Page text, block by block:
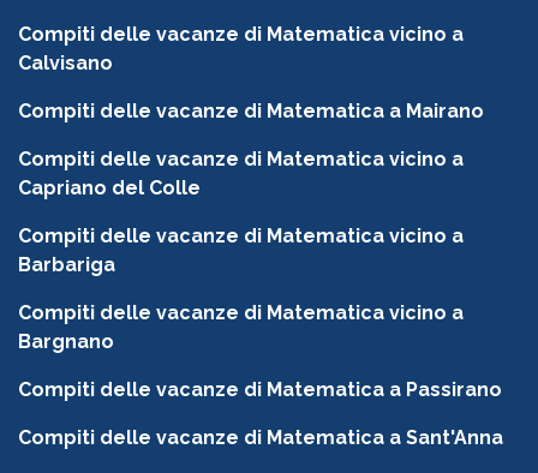
Compiti delle vacanze di Matematica vicino a
Calvisano
Compiti delle vacanze di Matematica a Mairano
Compiti delle vacanze di Matematica vicino a
Capriano del Colle
Compiti delle vacanze di Matematica vicino a
Barbariga
Compiti delle vacanze di Matematica vicino a
Bargnano
Compiti delle vacanze di Matematica a Passirano
Compiti delle vacanze di Matematica a Sant'Anna